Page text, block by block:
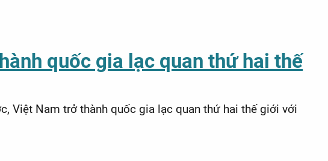
quốc gia lạc quan thứ hai thế
Việt Nam trở thành quốc gia lạc quan thứ hai thế giới với